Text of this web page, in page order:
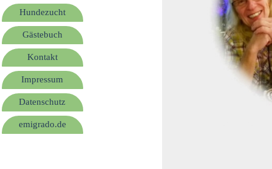
Hundezucht
Gästebuch
Kontakt
Impressum
Datenschutz
emigrado.de